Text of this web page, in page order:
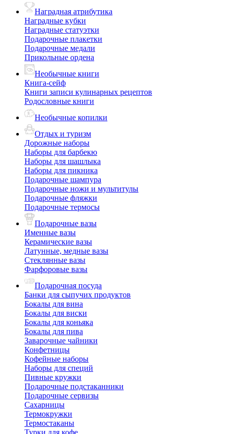
Наградная атрибутика
Наградные кубки
Наградные статуэтки
Подарочные плакетки
Подарочные медали
Прикольные ордена
Необычные книги
Книга-сейф
Книги записи кулинарных рецептов
Родословные книги
Необычные копилки
Отдых и туризм
Дорожные наборы
Наборы для барбекю
Наборы для шашлыка
Наборы для пикника
Подарочные шампура
Подарочные ножи и мультитулы
Подарочные фляжки
Подарочные термосы
Подарочные вазы
Именные вазы
Керамические вазы
Латунные, медные вазы
Стеклянные вазы
Фарфоровые вазы
Подарочная посуда
Банки для сыпучих продуктов
Бокалы для вина
Бокалы для виски
Бокалы для коньяка
Бокалы для пива
Заварочные чайники
Конфетницы
Кофейные наборы
Наборы для специй
Пивные кружки
Подарочные подстаканники
Подарочные сервизы
Сахарницы
Термокружки
Термостаканы
Турки для кофе